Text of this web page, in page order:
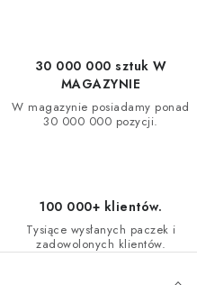
30 000 000 sztuk W
MAGAZYNIE
W magazynie posiadamy ponad
30 000 000 pozycji.
100 000+ klientów.
Tysiące wysłanych paczek i
zadowolonych klientów.